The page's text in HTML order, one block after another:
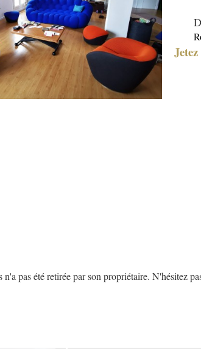
pas été retirée par son propriétaire. N'hésitez